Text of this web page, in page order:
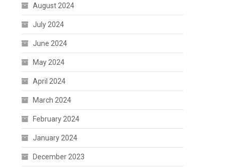
August 2024
July 2024
June 2024
May 2024
April 2024
March 2024
February 2024
January 2024
December 2023